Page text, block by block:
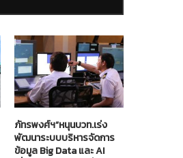
ภัทรพงศ์ฯ”หนุนบวท.เร่ง
พัฒนาระบบบริหารจัดการ
ข้อมูล Big Data และ AI